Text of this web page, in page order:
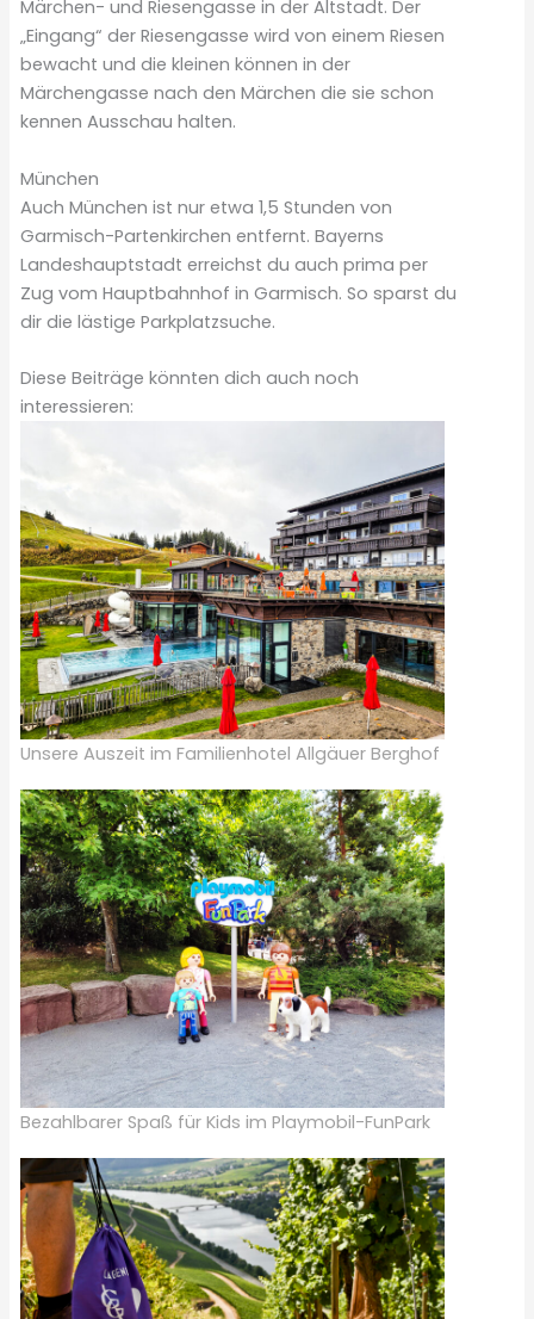
Märchen- und Riesengasse in der Altstadt. Der
„Eingang“ der Riesengasse wird von einem Riesen
bewacht und die kleinen können in der
Märchengasse nach den Märchen die sie schon
kennen Ausschau halten.
München
Auch München ist nur etwa 1,5 Stunden von
Garmisch-Partenkirchen entfernt. Bayerns
Landeshauptstadt erreichst du auch prima per
Zug vom Hauptbahnhof in Garmisch. So sparst du
dir die lästige Parkplatzsuche.
Diese Beiträge könnten dich auch noch
interessieren:
Unsere Auszeit im Familienhotel Allgäuer Berghof
Bezahlbarer Spaß für Kids im Playmobil-FunPark